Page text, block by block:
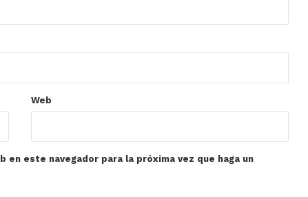
Web
este navegador para la próxima vez que haga un